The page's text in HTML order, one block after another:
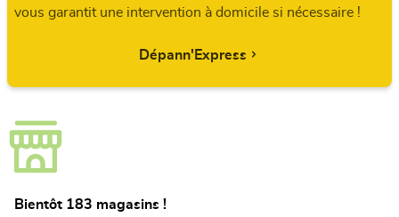
vous garantit une intervention à domicile si nécessaire !
Dépann'Express
Bientôt 183 magasins !